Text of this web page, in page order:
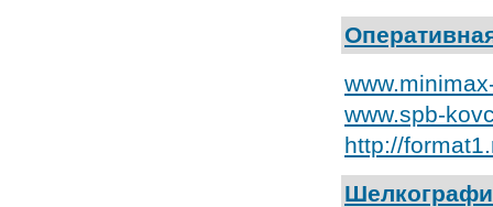
www.spb-
http://